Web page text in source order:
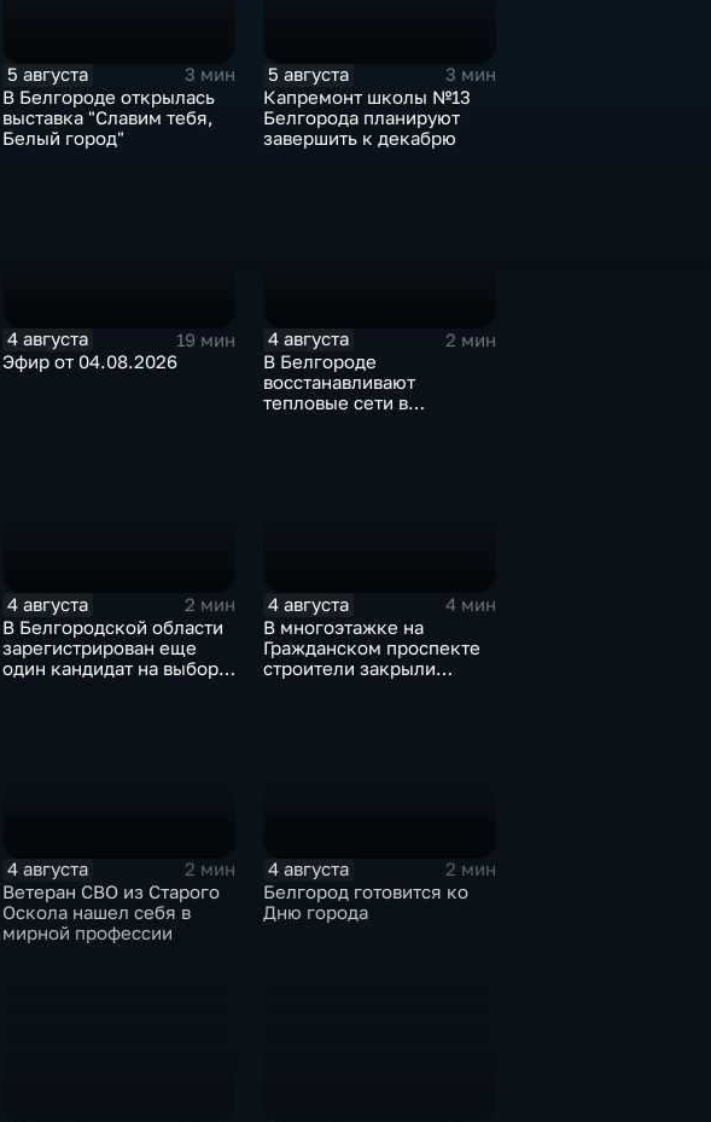
5 августа
3 мин
В Белгороде открылась
выставка "Славим тебя,
Белый город"
5 августа
3 мин
Капремонт школы №13
Белгорода планируют
завершить к декабрю
4 августа
19 мин
Эфир от 04.08.2026
4 августа
2 мин
В Белгороде
восстанавливают
тепловые сети в
4 августа
2 мин
В Белгородской области
зарегистрирован еще
один кандидат на выборы
4 августа
4 мин
В многоэтажке на
Гражданском проспекте
строители закрыли
4 августа
2 мин
Ветеран СВО из Старого
Оскола нашел себя в
мирной профессии
4 августа
2 мин
Белгород готовится ко
Дню города